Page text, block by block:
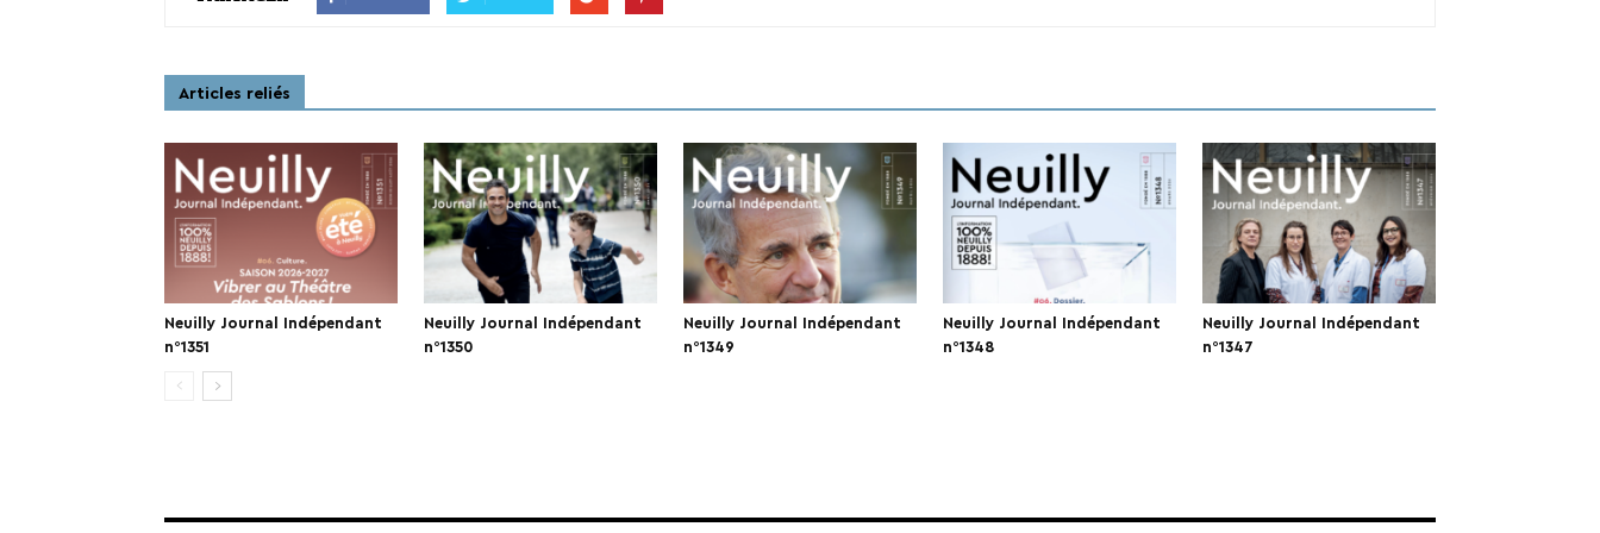
Articles reliés
Neuilly Journal Indépendant
n°1351
Neuilly Journal Indépendant
n°1350
Neuilly Journal Indépendant
n°1349
Neuilly Journal Indépendant
n°1348
Neuilly Journal Indépendant
n°1347